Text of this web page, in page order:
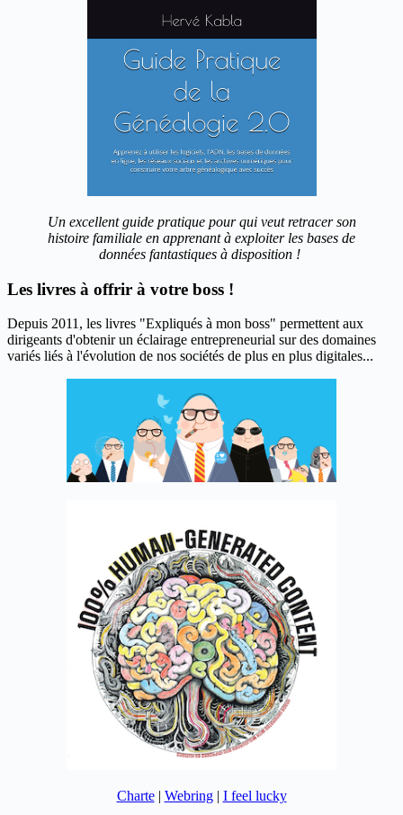
Un excellent guide pratique pour qui veut retracer son
histoire familiale en apprenant à exploiter les bases de
données fantastiques à disposition !
Les livres à offrir à votre boss !
Depuis 2011, les livres "Expliqués à mon boss" permettent aux
dirigeants d'obtenir un éclairage entrepreneurial sur des domaines
variés liés à l'évolution de nos sociétés de plus en plus digitales...
Charte| Webring| I feel lucky